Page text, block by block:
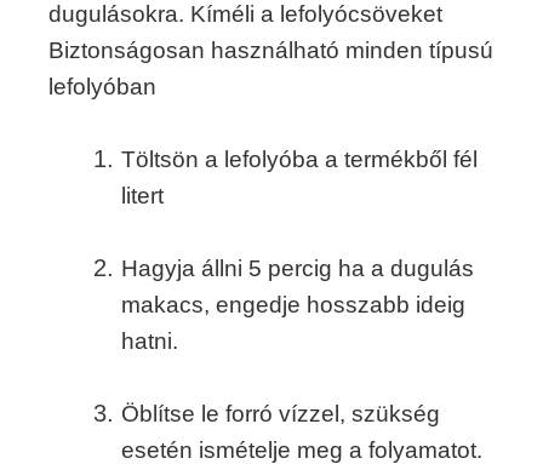
dugulásokra. Kíméli a lefolyócsöveket
Biztonságosan használható minden típusú
lefolyóban
Töltsön a lefolyóba a termékből fél
litert
Hagyja állni 5 percig ha a dugulás
makacs, engedje hosszabb ideig
hatni.
Öblítse le forró vízzel, szükség
esetén ismételje meg a folyamatot.